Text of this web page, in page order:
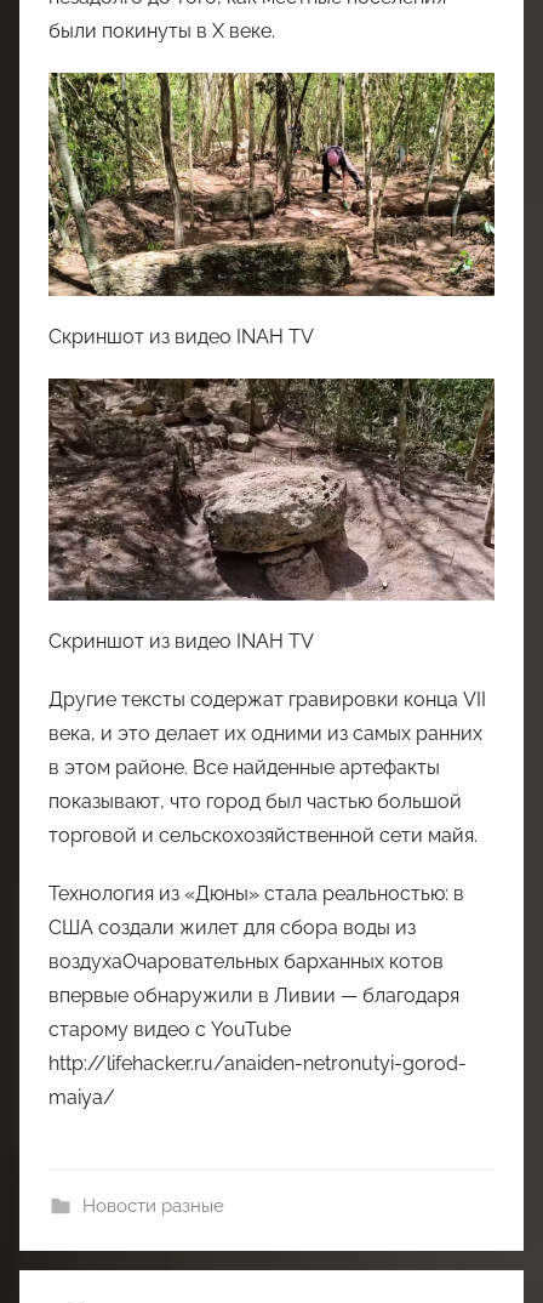
были покинуты в X веке.
Скриншот из видео INAH TV
Скриншот из видео INAH TV
Другие тексты содержат гравировки конца VII
века, и это делает их одними из самых ранних
в этом районе. Все найденные артефакты
показывают, что город был частью большой
торговой и сельскохозяйственной сети майя.
Технология из «Дюны» стала реальностью: в
США создали жилет для сбора воды из
воздухаОчаровательных барханных котов
впервые обнаружили в Ливии — благодаря
старому видео с YouTube
http://lifehacker.ru/anaiden-netronutyi-gorod-
maiya/
Новости разные